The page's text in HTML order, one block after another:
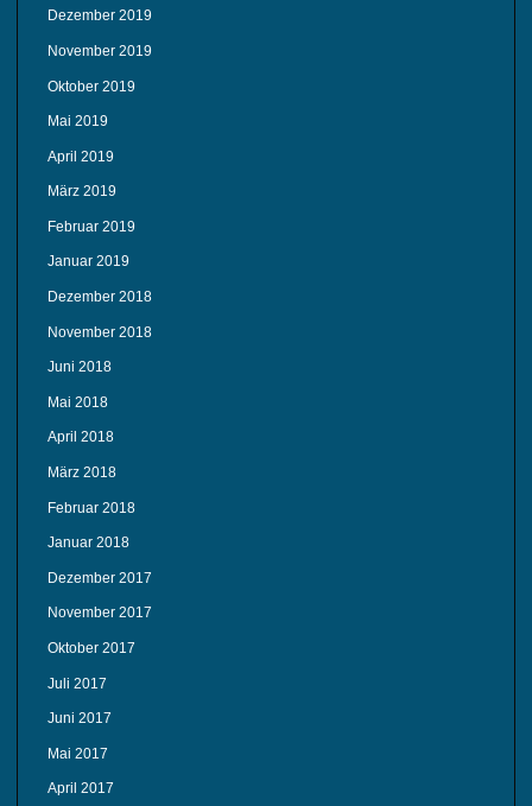
Dezember 2019
November 2019
Oktober 2019
Mai 2019
April 2019
März 2019
Februar 2019
Januar 2019
Dezember 2018
November 2018
Juni 2018
Mai 2018
April 2018
März 2018
Februar 2018
Januar 2018
Dezember 2017
November 2017
Oktober 2017
Juli 2017
Juni 2017
Mai 2017
April 2017